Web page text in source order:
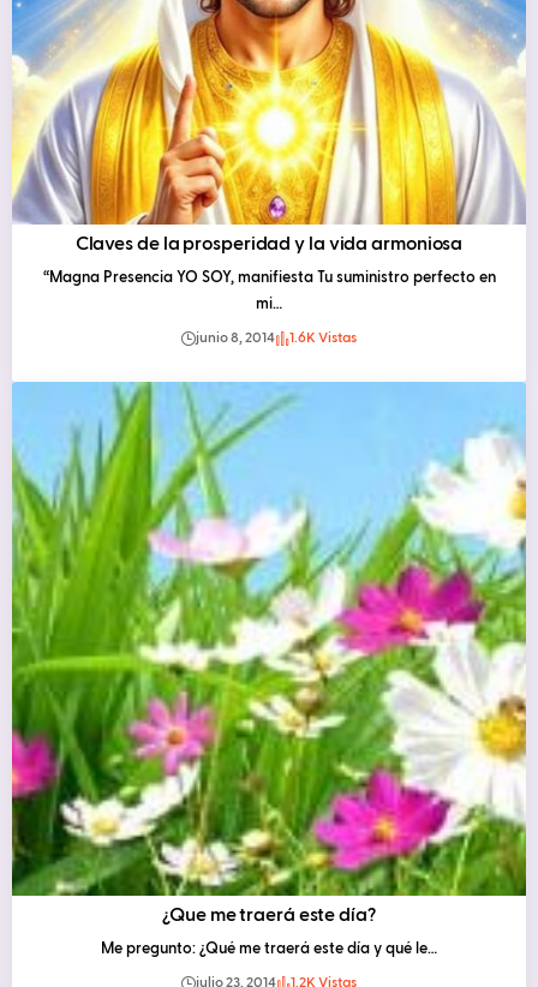
Claves de la prosperidad y la vida armoniosa
“Magna Presencia YO SOY, manifiesta Tu suministro perfecto en
mi…
junio 8, 2014 1.6K Vistas
¿Que me traerá este día?
Me pregunto: ¿Qué me traerá este día y qué le…
julio 23, 2014 1.2K Vistas